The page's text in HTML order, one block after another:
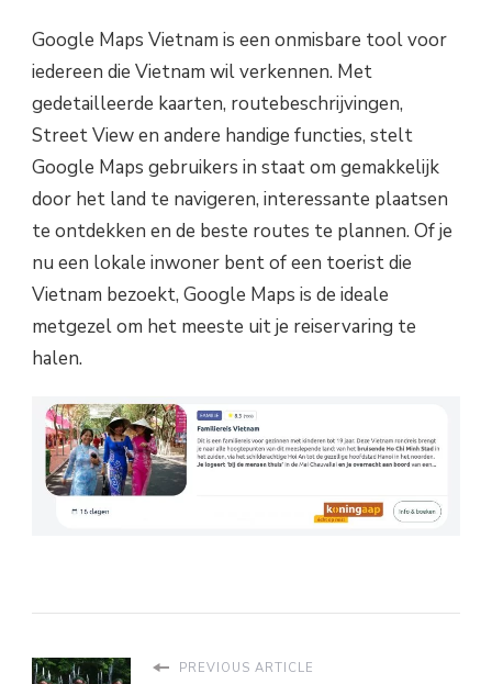
Google Maps Vietnam is een onmisbare tool voor
iedereen die Vietnam wil verkennen. Met
gedetailleerde kaarten, routebeschrijvingen,
Street View en andere handige functies, stelt
Google Maps gebruikers in staat om gemakkelijk
door het land te navigeren, interessante plaatsen
te ontdekken en de beste routes te plannen. Of je
nu een lokale inwoner bent of een toerist die
Vietnam bezoekt, Google Maps is de ideale
metgezel om het meeste uit je reiservaring te
halen.
PREVIOUS ARTICLE